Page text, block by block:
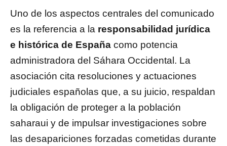
Uno de los aspectos centrales del comunicado
es la referencia a la responsabilidad jurídica
e histórica de España como potencia
administradora del Sáhara Occidental. La
asociación cita resoluciones y actuaciones
judiciales españolas que, a su juicio, respaldan
la obligación de proteger a la población
saharaui y de impulsar investigaciones sobre
las desapariciones forzadas cometidas durante